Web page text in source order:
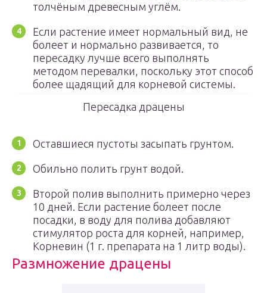
толчёным древесным углём.
Если растение имеет нормальный вид, не
болеет и нормально развивается, то
пересадку лучше всего выполнять
методом перевалки, поскольку этот способ
более щадящий для корневой системы.
Пересадка драцены
Оставшиеся пустоты засыпать грунтом.
Обильно полить грунт водой.
Второй полив выполнить примерно через
10 дней. Если растение болеет после
посадки, в воду для полива добавляют
стимулятор роста для корней, например,
Корневин (1 г. препарата на 1 литр воды).
Размножение драцены